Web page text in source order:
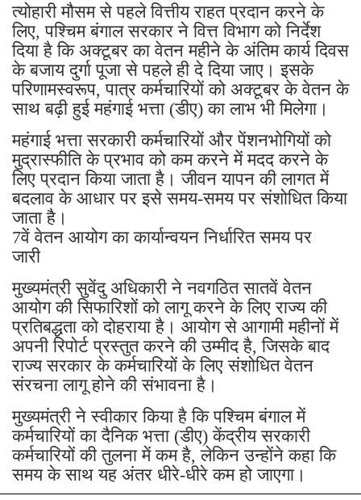
त्योहारी मौसम से पहले वित्तीय राहत प्रदान करने के
लिए, पश्चिम बंगाल सरकार ने वित्त विभाग को निर्देश
दिया है कि अक्टूबर का वेतन महीने के अंतिम कार्य दिवस
के बजाय दुर्गा पूजा से पहले ही दे दिया जाए। इसके
परिणामस्वरूप, पात्र कर्मचारियों को अक्टूबर के वेतन के
साथ बढ़ी हुई महंगाई भत्ता (डीए) का लाभ भी मिलेगा।
महंगाई भत्ता सरकारी कर्मचारियों और पेंशनभोगियों को
मुद्रास्फीति के प्रभाव को कम करने में मदद करने के
लिए प्रदान किया जाता है। जीवन यापन की लागत में
बदलाव के आधार पर इसे समय-समय पर संशोधित किया
जाता है।
7वें वेतन आयोग का कार्यान्वयन निर्धारित समय पर
जारी
मुख्यमंत्री सुवेंदु अधिकारी ने नवगठित सातवें वेतन
आयोग की सिफारिशों को लागू करने के लिए राज्य की
प्रतिबद्धता को दोहराया है। आयोग से आगामी महीनों में
अपनी रिपोर्ट प्रस्तुत करने की उम्मीद है, जिसके बाद
राज्य सरकार के कर्मचारियों के लिए संशोधित वेतन
संरचना लागू होने की संभावना है।
मुख्यमंत्री ने स्वीकार किया है कि पश्चिम बंगाल में
कर्मचारियों का दैनिक भत्ता (डीए) केंद्रीय सरकारी
कर्मचारियों की तुलना में कम है, लेकिन उन्होंने कहा कि
समय के साथ यह अंतर धीरे-धीरे कम हो जाएगा।